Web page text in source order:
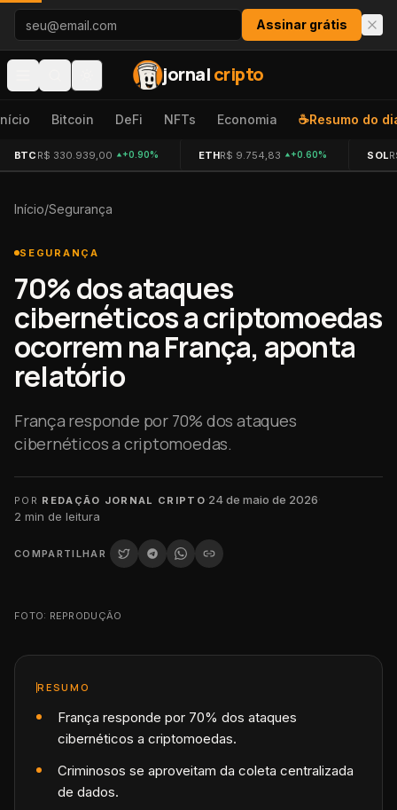
Pular para o conteúdo
Assinar grátis
jornalcripto
Bitcoin DeFi NFTs Economia ☕Resumo do
BTC R$ 330.939,00 +0.90% ETHR$ 9.754,83 +0.60% SOL
Início/Segurança
SEGURANÇA
70% dos ataques
cibernéticos a criptomoedas
ocorrem na França, aponta
relatório
França responde por 70% dos ataques
cibernéticos a criptomoedas.
POR REDAÇÃO JORNAL CRIPTO·24 de maio de 2026·
2 min de leitura
COMPARTILHAR
FOTO: REPRODUÇÃO
RESUMO
França responde por 70% dos ataques
cibernéticos a criptomoedas.
Criminosos se aproveitam da coleta centralizada
de dados.